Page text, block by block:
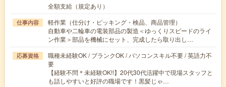
全額支給（規定あり）
仕事内容
軽作業（仕分け・ピッキング・検品、商品管理）
自動車や二輪車の電装部品の製造＜ゆっくりスピードのライ
ン作業＞部品を機械にセット、完成したら取り出し…
応募資格
職種未経験OK / ブランクOK / パソコンスキル不要 / 英語力不
要
【経験不問＊未経験OK!!】20代30代活躍中で現場スタッフと
も話しやすいと好評の職場です！黒髪じゃ…